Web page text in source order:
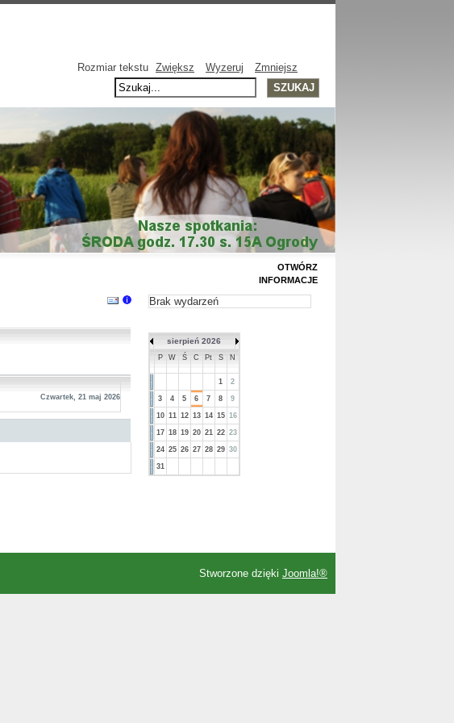
Rozmiar tekstu Zwiększ Wyzeruj Zmniejsz
Czwartek, 21 maj 2026
OTWÓRZ
INFORMACJE
Brak wydarzeń
sierpień 2026
P W Ś C Pt S N
1 2
3 4 5 6 7 8 9
10 11 12 13 14 15 16
17 18 19 20 21 22 23
24 25 26 27 28 29 30
31
Stworzone dzięki Joomla!®